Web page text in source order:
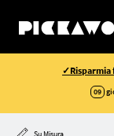
✓Risparmia
09